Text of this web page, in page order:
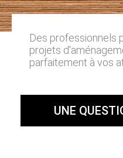
Des professionnels
projets
parfaitement à vos
UNE